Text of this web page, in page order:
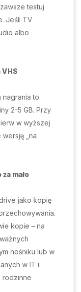
testuj
Jeśli TV
albo
nagrania to
2-5 GB. Przy
w wyższej
„na
mało
jako kopię
kopie – na
nośniku lub w
w IT i
rodzinne